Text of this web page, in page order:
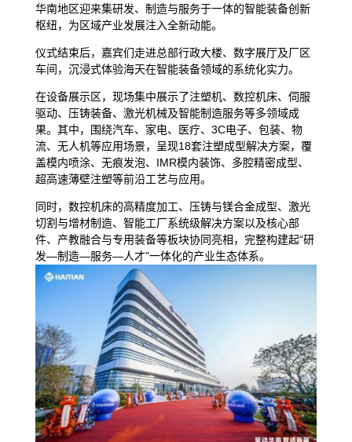
华南地区迎来集研发、制造与服务于一体的智能装备创新
枢纽，为区域产业发展注入全新动能。
仪式结束后，嘉宾们走进总部行政大楼、数字展厅及厂区
车间，沉浸式体验海天在智能装备领域的系统化实力。
在设备展示区，现场集中展示了注塑机、数控机床、伺服
驱动、压铸装备、激光机械及智能制造服务等多领域成
果。其中，围绕汽车、家电、医疗、3C电子、包装、物
流、无人机等应用场景，呈现18套注塑成型解决方案，覆
盖模内喷涂、无痕发泡、IMR模内装饰、多腔精密成型、
超高速薄壁注塑等前沿工艺与应用。
同时，数控机床的高精度加工、压铸与镁合金成型、激光
切割与增材制造、智能工厂系统级解决方案以及核心部
件、产教融合与专用装备等板块协同亮相，完整构建起“研
发—制造—服务—人才”一体化的产业生态体系。